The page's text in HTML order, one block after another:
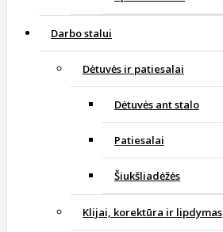
Darbo stalui
Dėtuvės ir patiesalai
Dėtuvės ant stalo
Patiesalai
Šiukšliadėžės
Klijai, korektūra ir lipdymas